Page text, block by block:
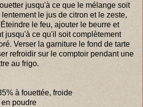
jusqu'à ce que le mélange soit
le jus de citron et le zeste,
le feu, ajouter le beurre et
jusqu'à ce qu'il soit complètement
Verser la garniture le fond de tarte
refroidir sur le comptoir pendant une
au frigo.
à fouettée, froide
poudre